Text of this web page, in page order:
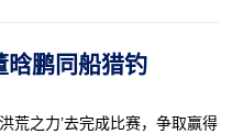
晗鹏同船猎钓
荒之力’去完成比赛，争取赢得